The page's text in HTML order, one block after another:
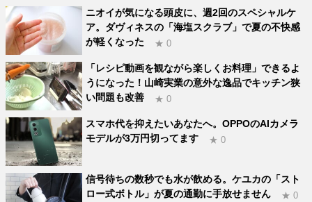
ニオイが気になる頭皮に、週2回のスペシャルケ
ア。ダヴィネスの「海塩スクラブ」で夏の不快感
が軽くなった
★ 0
「レシピ動画を観ながら楽しくお料理」できるよ
うになった！山崎実業の意外な逸品でキッチン狭
い問題も改善
★ 0
スマホ代を抑えたいあなたへ。OPPOのAIカメラ
モデルが3万円切ってます
★ 0
信号待ちの数秒でも水が飲める。ケユカの「スト
ロー式ボトル」が夏の通勤に手放せません
★ 0